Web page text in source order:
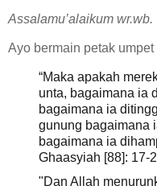
Assalamu’alaikum wr.wb.
Ayo bermain petak
“Maka apakah
unta, bagaimana ia
bagaimana ia
gunung bagaimana
bagaimana ia
Ghaasyiah [88]: 17-
"Dan Allah